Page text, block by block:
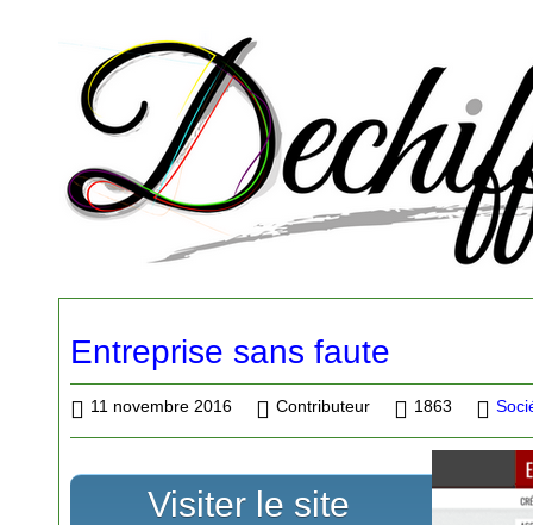
Entreprise sans faute
11 novembre 2016 Contributeur 1863
Visiter le site